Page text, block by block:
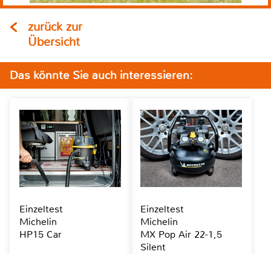
zurück zur
Übersicht
Das könnte Sie auch interessieren:
Einzeltest
Michelin
HP15 Car
Einzeltest
Michelin
MX Pop Air 22-1,5
Silent